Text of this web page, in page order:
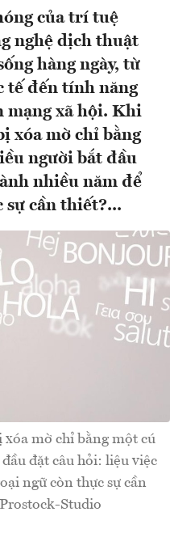
của trí tuệ
nghệ dịch thuật
hàng ngày, từ
tế đến tính năng
mạng xã hội. Khi
xóa mờ chỉ bằng
người bắt đầu
nhiều năm để
sự cần thiết?...
mờ chỉ bằng một cú
đặt câu hỏi: liệu việc
ngữ còn thực sự cần
Studio